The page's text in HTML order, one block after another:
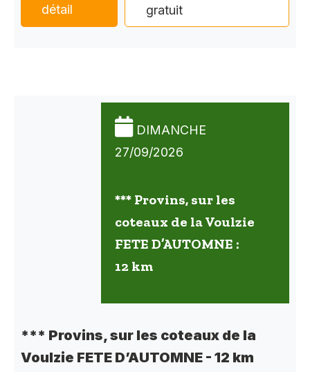
détail
gratuit
DIMANCHE
27/09/2026
*** Provins, sur les
coteaux de la Voulzie
FETE D’AUTOMNE :
12 km
*** Provins, sur les coteaux de la
Voulzie FETE D’AUTOMNE - 12 km